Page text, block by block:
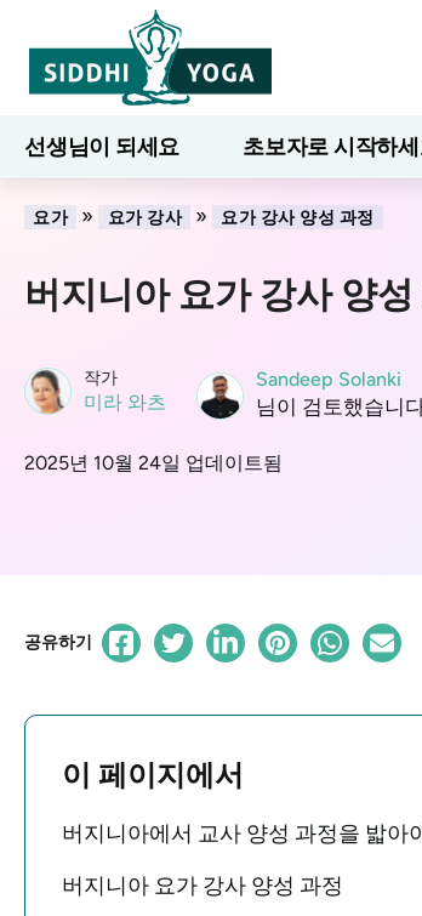
선생님이 되세요 초보자로 시작하
7일간의 웰니스 블로그 배우다
요가 » 요가 강사 » 요가 강사 양성 과정
버지니아 요가 강사 양성
작가
미라 와츠
Sandeep Solanki
님이 검토했습니
2025년 10월 24일 업데이트됨
공유하기
이 페이지에서
버지니아에서 교사 양성 과정을 밟아
버지니아 요가 강사 양성 과정